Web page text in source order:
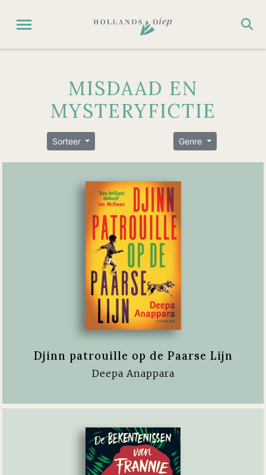
MISDAAD EN
MYSTERYFICTIE
Sorteer Genre
Djinn patrouille op de Paarse Lijn
Deepa Anappara